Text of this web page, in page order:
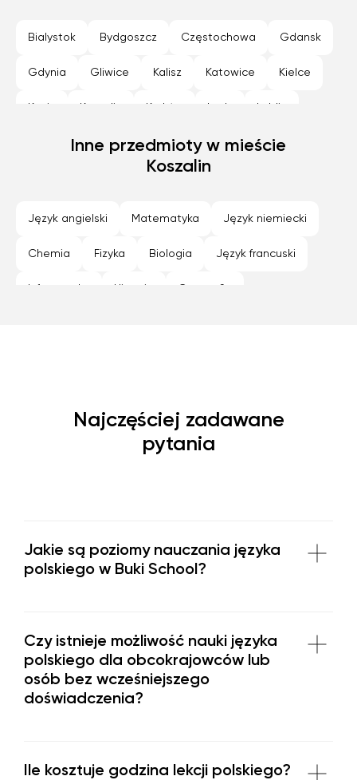
Bialystok Bydgoszcz Częstochowa Gdansk
Gdynia Gliwice Kalisz Katowice Kielce
Konin Koszalin Kraków Lodz Lublin
Nowy Sącz Olsztyn Opole Płock Poznan
Sosnowiec Szczecin Tarnów Toruń
Warszawa Wroclaw Zabrze Zamość
Zielona Góra
Inne przedmioty w mieście
Koszalin
Język angielski Matematyka Język niemiecki
Chemia Fizyka Biologia Język francuski
Informatyka Historia Geografia
Najczęściej zadawane
pytania
Jakie są poziomy nauczania języka
polskiego w Buki School?
Czy istnieje możliwość nauki języka
polskiego dla obcokrajowców lub
osób bez wcześniejszego
doświadczenia?
Ile kosztuje godzina lekcji polskiego?